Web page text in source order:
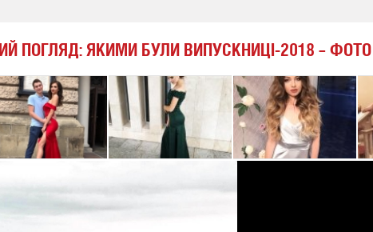
ПОГЛЯД: ЯКИМИ БУЛИ ВИПУСКНИЦІ-2018 – ФОТО